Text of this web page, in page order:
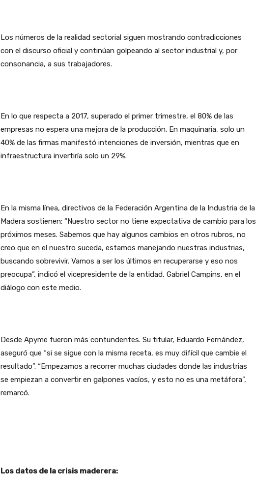
Los números de la realidad sectorial siguen mostrando contradicciones
con el discurso oficial y continúan golpeando al sector industrial y, por
consonancia, a sus trabajadores.
En lo que respecta a 2017, superado el primer trimestre, el 80% de las
empresas no espera una mejora de la producción. En maquinaria, solo un
40% de las firmas manifestó intenciones de inversión, mientras que en
infraestructura invertiría solo un 29%.
En la misma línea, directivos de la Federación Argentina de la Industria de la
Madera sostienen: “Nuestro sector no tiene expectativa de cambio para los
próximos meses. Sabemos que hay algunos cambios en otros rubros, no
creo que en el nuestro suceda, estamos manejando nuestras industrias,
buscando sobrevivir. Vamos a ser los últimos en recuperarse y eso nos
preocupa”, indicó el vicepresidente de la entidad, Gabriel Campins, en el
diálogo con este medio.
Desde Apyme fueron más contundentes. Su titular, Eduardo Fernández,
aseguró que “si se sigue con la misma receta, es muy difícil que cambie el
resultado”. “Empezamos a recorrer muchas ciudades donde las industrias
se empiezan a convertir en galpones vacíos, y esto no es una metáfora”,
remarcó.
Los datos de la crisis maderera: